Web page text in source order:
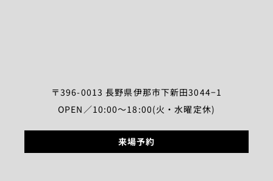
〒396-0013 長野県伊那市下新田3044−1
OPEN／10:00～18:00(火・水曜定休)
来場予約